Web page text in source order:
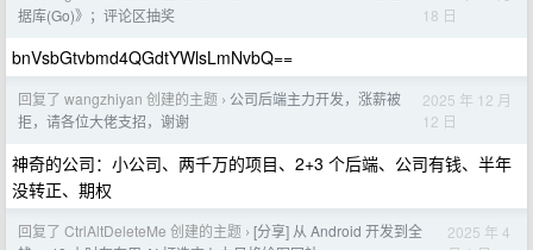
据库(Go)》；评论区抽奖
18 日
bnVsbGtvbmd4QGdtYWlsLmNvbQ==
回复了 wangzhiyan 创建的主题 › 公司后端主力开发，涨薪被
拒，请各位大佬支招，谢谢
2025 年 12 月
12 日
神奇的公司：小公司、两千万的项目、2+3 个后端、公司有钱、半年
没转正、期权
回复了 CtrlAltDeleteMe 创建的主题 › [分享] 从 Android 开发到全
2025 年 4